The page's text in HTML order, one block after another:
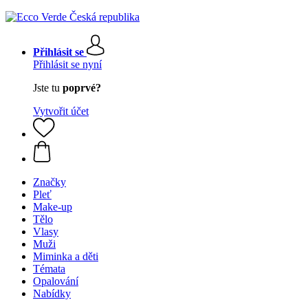
Přihlásit se
Přihlásit se nyní
Jste tu poprvé?
Vytvořit účet
Značky
Pleť
Make-up
Tělo
Vlasy
Muži
Miminka a děti
Témata
Opalování
Nabídky